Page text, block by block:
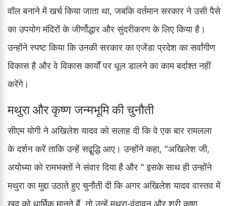
वॉल बनाने में खर्च किया जाता था, जबकि वर्तमान सरकार ने उसी पैसे
का उपयोग मंदिरों के जीर्णोद्धार और सुंदरीकरण के लिए किया है।
उन्होंने स्पष्ट किया कि उनकी सरकार का एजेंडा प्रदेश का सर्वांगीण
विकास है और वे विकास कार्यों पर धूल डालने का काम बर्दाश्त नहीं
करेंगे।
मथुरा और कृष्ण जन्मभूमि की चुनौती
सीएम योगी ने अखिलेश यादव को सलाह दी कि वे एक बार रामलला
के दर्शन करें ताकि उन्हें सद्बुद्धि आए। उन्होंने कहा, "अखिलेश जी,
अयोध्या को रामभक्तों ने संवार दिया है और " इसके साथ ही उन्होंने
मथुरा का मुद्दा उठाते हुए चुनौती दी कि अगर अखिलेश यादव वास्तव में
खुद को धार्मिक मानते हैं, तो उन्हें मथुरा-वृंदावन और श्री कृष्ण